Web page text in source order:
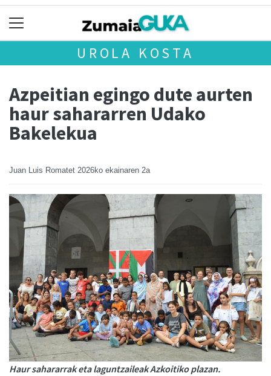
UROLA KOSTA
Azpeitian egingo dute aurten
haur sahararren Udako
Bakelekua
Juan Luis Romatet 2026ko ekainaren 2a
Haur sahararrak eta laguntzaileak Azkoitiko plazan.